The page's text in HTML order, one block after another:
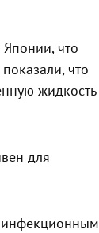
что
что
жидкость
для
инфекционным